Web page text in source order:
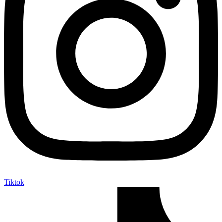
Tiktok